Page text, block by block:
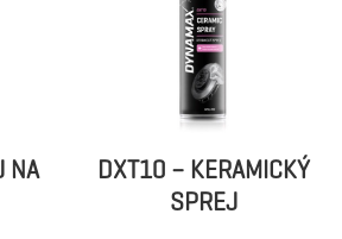
NA
DXT10 – KERAMICKÝ
SPREJ